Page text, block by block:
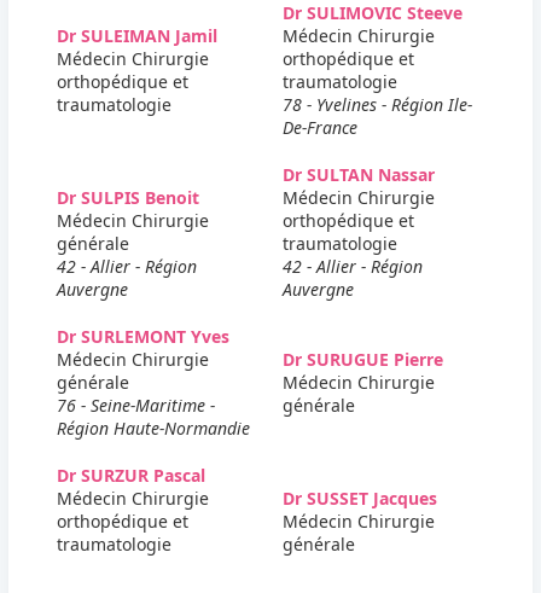
Dr SULEIMAN Jamil
Médecin Chirurgie
orthopédique et
traumatologie
Dr SULIMOVIC Steeve
Médecin Chirurgie
orthopédique et
traumatologie
78 - Yvelines - Région Ile-
De-France
Dr SULPIS Benoit
Médecin Chirurgie
générale
42 - Allier - Région
Auvergne
Dr SULTAN Nassar
Médecin Chirurgie
orthopédique et
traumatologie
42 - Allier - Région
Auvergne
Dr SURLEMONT Yves
Médecin Chirurgie
générale
76 - Seine-Maritime -
Région Haute-Normandie
Dr SURUGUE Pierre
Médecin Chirurgie
générale
Dr SURZUR Pascal
Médecin Chirurgie
orthopédique et
traumatologie
Dr SUSSET Jacques
Médecin Chirurgie
générale